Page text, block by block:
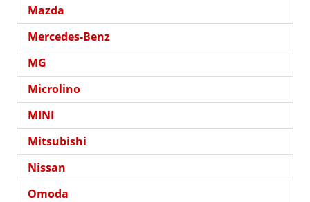
Mazda
Mercedes-Benz
MG
Microlino
MINI
Mitsubishi
Nissan
Omoda